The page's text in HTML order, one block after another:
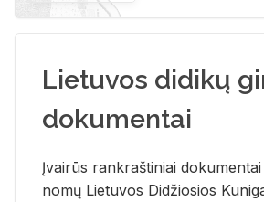
Lietuvos didikų
dokumentai
Įvai­rūs rank­raš­ti­niai
no­mų Lie­tu­vos Di­džio­sios